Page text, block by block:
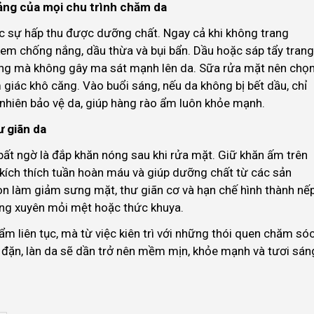
của mọi chu trình chăm da
hấp thu được dưỡng chất. Ngay cả khi không trang
chống nắng, dầu thừa và bụi bẩn. Dầu hoặc sáp tẩy trang
mà không gây ma sát mạnh lên da. Sữa rửa mặt nên
khô căng. Vào buổi sáng, nếu da không bị bết dầu, chỉ
bảo vệ da, giúp hàng rào ẩm luôn khỏe mạnh.
giãn da
ngờ là đắp khăn nóng sau khi rửa mặt. Giữ khăn ấm trên
thích tuần hoàn máu và giúp dưỡng chất từ các sản
làm giảm sưng mặt, thư giãn cơ và hạn chế hình thành
xuyên mỏi mệt hoặc thức khuya.
liên tục, mà từ việc kiên trì với những thói quen chăm
làn da sẽ dần trở nên mềm mịn, khỏe mạnh và tươi